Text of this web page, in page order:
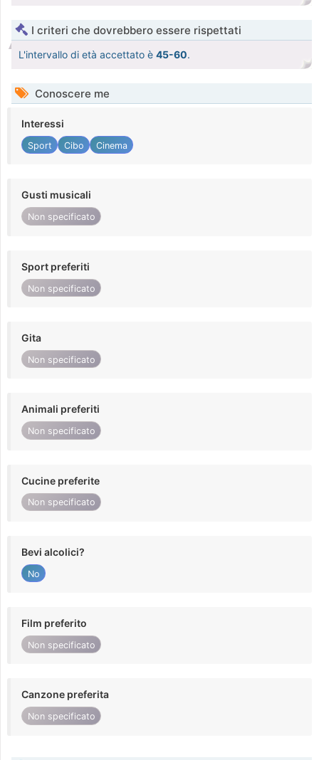
I criteri che dovrebbero essere rispettati
L'intervallo di età accettato è 45-60.
Conoscere me
Interessi
Sport Cibo Cinema
Gusti musicali
Non specificato
Sport preferiti
Non specificato
Gita
Non specificato
Animali preferiti
Non specificato
Cucine preferite
Non specificato
Bevi alcolici?
No
Film preferito
Non specificato
Canzone preferita
Non specificato